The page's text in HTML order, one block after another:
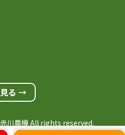
る →
川農機 All rights reserved.